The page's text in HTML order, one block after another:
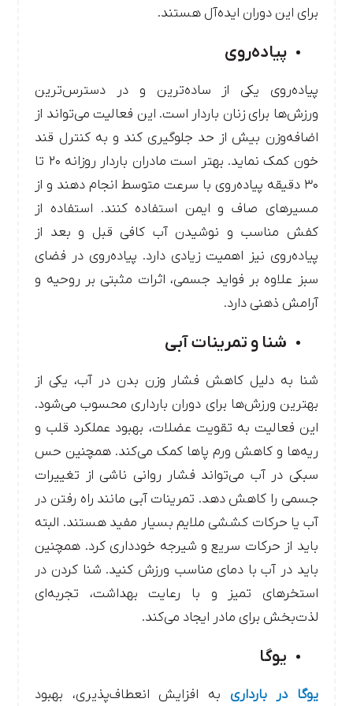
برای این دوران ایده‌آل هستند.
پیاده‌روی
پیاده‌روی یکی از ساده‌ترین و در دسترس‌ترین
ورزش‌ها برای زنان باردار است. این فعالیت می‌تواند از
اضافه‌وزن بیش از حد جلوگیری کند و به کنترل قند
خون کمک نماید. بهتر است مادران باردار روزانه ۲۰ تا
۳۰ دقیقه پیاده‌روی با سرعت متوسط انجام دهند و از
مسیرهای صاف و ایمن استفاده کنند. استفاده از
کفش مناسب و نوشیدن آب کافی قبل و بعد از
پیاده‌روی نیز اهمیت زیادی دارد. پیاده‌روی در فضای
سبز علاوه بر فواید جسمی، اثرات مثبتی بر روحیه و
آرامش ذهنی دارد.
شنا و تمرینات آبی
شنا به دلیل کاهش فشار وزن بدن در آب، یکی از
بهترین ورزش‌ها برای دوران بارداری محسوب می‌شود.
این فعالیت به تقویت عضلات، بهبود عملکرد قلب و
ریه‌ها و کاهش ورم پاها کمک می‌کند. همچنین حس
سبکی در آب می‌تواند فشار روانی ناشی از تغییرات
جسمی را کاهش دهد. تمرینات آبی مانند راه رفتن در
آب یا حرکات کششی ملایم بسیار مفید هستند. البته
باید از حرکات سریع و شیرجه خودداری کرد. همچنین
باید در آب با دمای مناسب ورزش کنید. شنا کردن در
استخرهای تمیز و با رعایت بهداشت، تجربه‌ای
لذت‌بخش برای مادر ایجاد می‌کند.
یوگا
یوگا در بارداری به افزایش انعطاف‌پذیری، بهبود